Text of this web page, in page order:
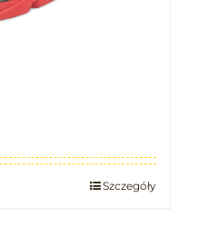
Szczegóły